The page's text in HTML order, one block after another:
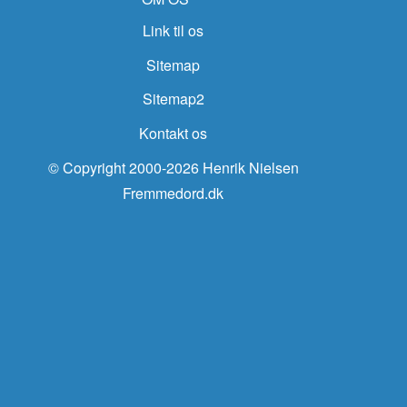
Link til os
Sitemap
Sitemap2
Kontakt os
© Copyright 2000-2026 Henrik Nielsen
Fremmedord.dk